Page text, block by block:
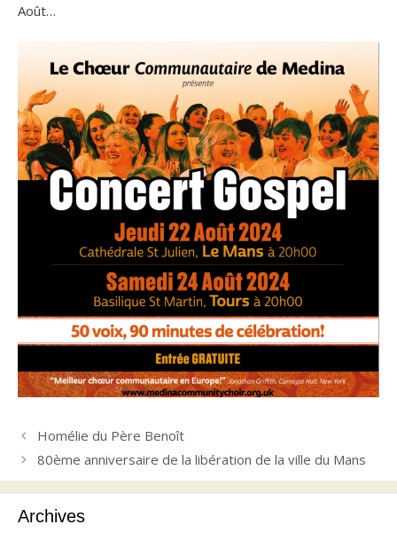
Août…
Homélie du Père Benoît
80ème anniversaire de la libération de la ville du Mans
Archives